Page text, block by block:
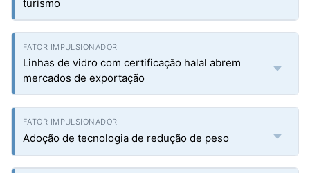
turismo
Linhas de vidro com certificação halal abrem
mercados de exportação
Adoção de tecnologia de redução de peso